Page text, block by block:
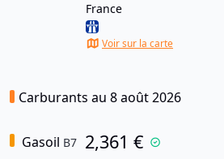
France
Voir sur la carte
Carburants au 8 août 2026
Gasoil B7 2,361 €